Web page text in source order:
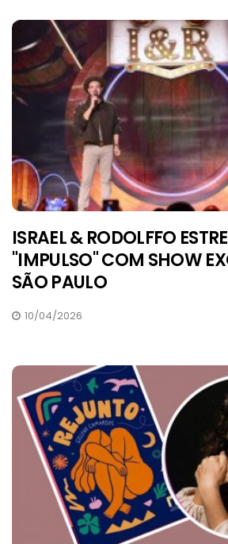
ISRAEL & RODOLFFO
"IMPULSO" COM SHOW
SÃO PAULO
10/04/2026